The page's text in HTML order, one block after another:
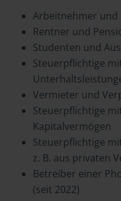
Arbeitnehmer und
Rentner und
Studenten und
Steuerpflichtige
Vermieter und
Steuerpflichtige
Kapitalvermögen
Steuerpflichtige
z. B. aus privaten
Betreiber einer
(seit 2022)